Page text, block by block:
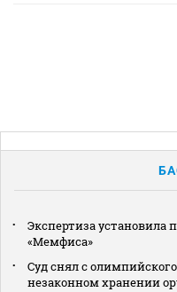
Экспертиза установила
«Мемфиса»
Суд снял с
незаконном хранении